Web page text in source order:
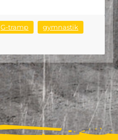
G-tramp
gymnastik